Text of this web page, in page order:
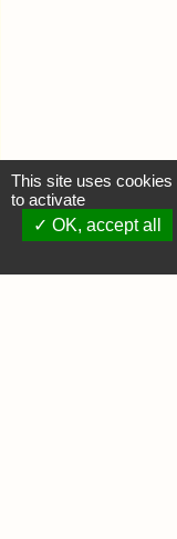
This site uses
to activate
OK, accept all